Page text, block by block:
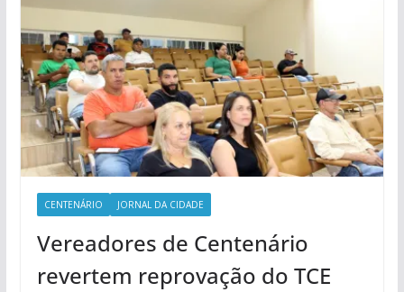
CENTENÁRIO JORNAL DA CIDADE
Vereadores de Centenário
revertem reprovação do TCE